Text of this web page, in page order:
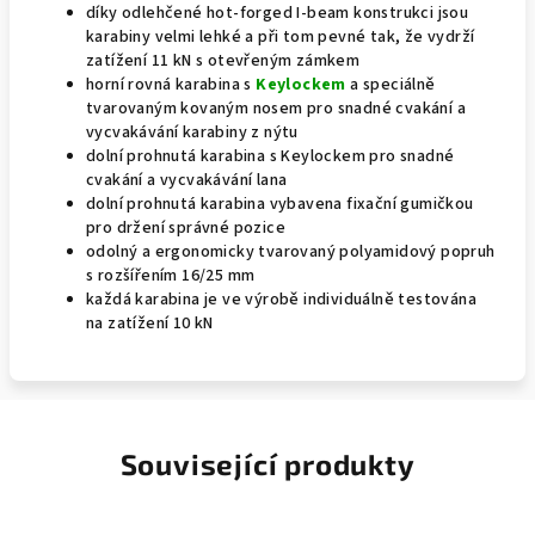
díky odlehčené hot-forged I-beam konstrukci jsou
karabiny velmi lehké a při tom pevné tak, že vydrží
zatížení 11 kN s otevřeným zámkem
horní rovná karabina s Keylockem a speciálně
tvarovaným kovaným nosem pro snadné cvakání a
vycvakávání karabiny z nýtu
dolní prohnutá karabina s Keylockem pro snadné
cvakání a vycvakávání lana
dolní prohnutá karabina vybavena fixační gumičkou
pro držení správné pozice
odolný a ergonomicky tvarovaný polyamidový popruh
s rozšířením 16/25 mm
každá karabina je ve výrobě individuálně testována
na zatížení 10 kN
Související produkty